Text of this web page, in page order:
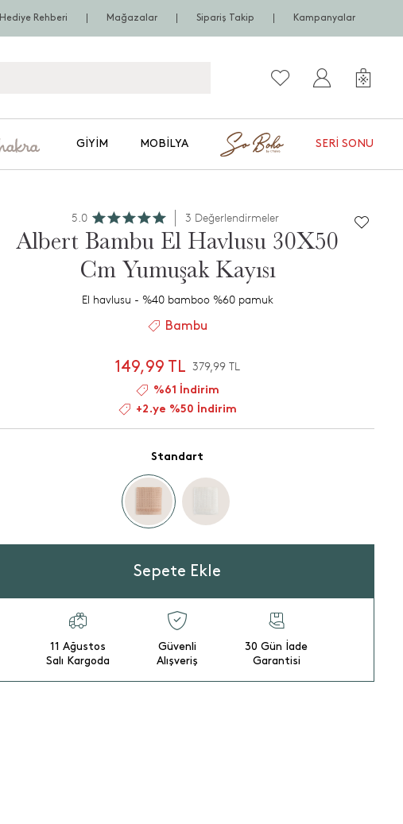
Hediye Rehberi Mağazalar Sipariş Takip Kampanyalar
GIYIM MOBILYA SERI SONU
5.0 3 Değerlendirmeler
Albert Bambu El Havlusu 30X50
Cm Yumuşak Kayısı
El havlusu - %40 bamboo %60 pamuk
Bambu
149,99 TL 379,99 TL
%61 İndirim
+2.ye %50 İndirim
Standart
Sepete Ekle
11 Ağustos
Salı Kargoda
Güvenli
Alışveriş
30 Gün İade
Garantisi